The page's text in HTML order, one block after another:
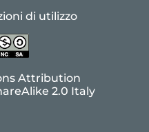
di utilizzo
Attribution
2.0 Italy